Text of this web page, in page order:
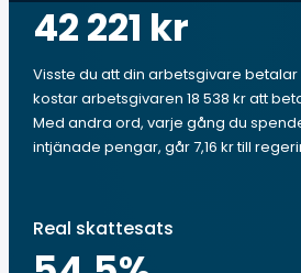
42 221 kr
Visste du att din arbetsgivare betalar
kostar arbetsgivaren 18 538 kr att
Med andra ord, varje gång du
intjänade pengar, går 7,16 kr till
Real skattesats